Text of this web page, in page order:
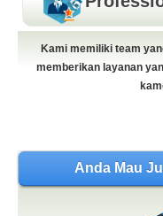
Kami memiliki team
memberikan layanan
Anda Mau